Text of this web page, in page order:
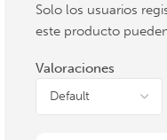
Valoraciones
Solo los usuarios
este producto